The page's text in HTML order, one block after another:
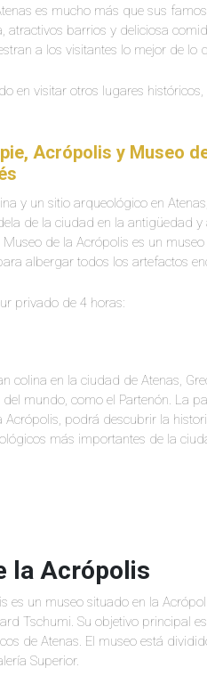
es mucho más que sus
atractivos barrios y deliciosa
a los visitantes lo mejor de lo
en visitar otros lugares
Acrópolis y Museo
y un sitio arqueológico en
de la ciudad en la antigüedad
de la Acrópolis es un
albergar todos los artefactos
privado de 4 horas:
colina en la ciudad de Atenas,
mundo, como el Partenón. La
Acrópolis, podrá descubrir la
más importantes de la
la Acrópolis
es un museo situado en la
Tschumi. Su objetivo principal
de Atenas. El museo está
Superior.